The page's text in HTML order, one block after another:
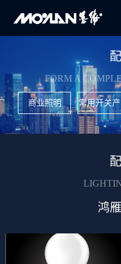
FORM A
商业照明 常用开关
鸿